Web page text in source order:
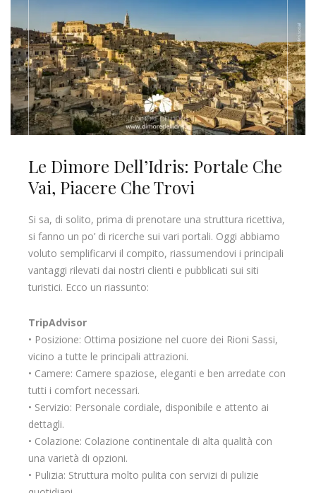
Le Dimore Dell’Idris: Portale Che
Vai, Piacere Che Trovi
Si sa, di solito, prima di prenotare una struttura ricettiva,
si fanno un po’ di ricerche sui vari portali. Oggi abbiamo
voluto semplificarvi il compito, riassumendovi i principali
vantaggi rilevati dai nostri clienti e pubblicati sui siti
turistici. Ecco un riassunto:
TripAdvisor
• Posizione: Ottima posizione nel cuore dei Rioni Sassi,
vicino a tutte le principali attrazioni.
• Camere: Camere spaziose, eleganti e ben arredate con
tutti i comfort necessari.
• Servizio: Personale cordiale, disponibile e attento ai
dettagli.
• Colazione: Colazione continentale di alta qualità con
una varietà di opzioni.
• Pulizia: Struttura molto pulita con servizi di pulizie